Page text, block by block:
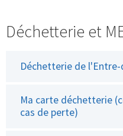
Déchetterie et
Déchetterie de l'Entre-
Ma carte déchetterie
cas de perte)